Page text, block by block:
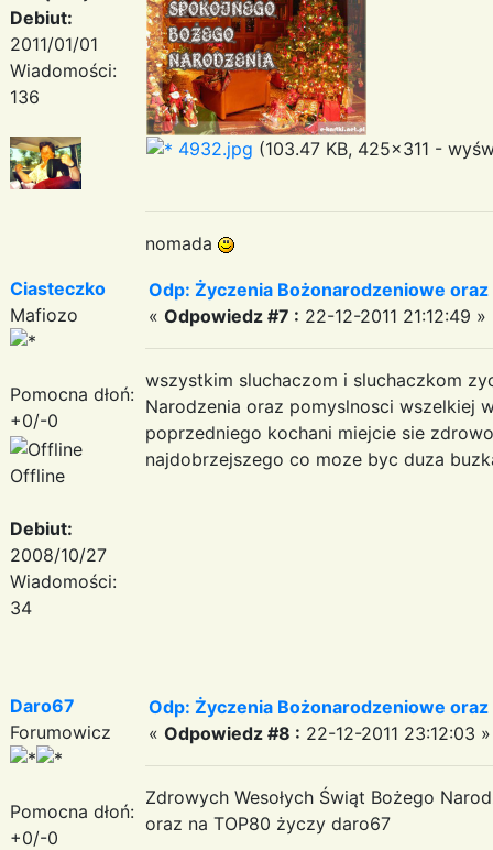
Debiut:
2011/01/01
Wiadomości:
136
4932.jpg (103.47 KB, 425x311 -
nomada
Ciasteczko
Mafiozo
Pomocna dłoń:
+0/-0
Offline
Debiut:
2008/10/27
Wiadomości:
34
Odp: Życzenia Bożonarodzeniowe
« Odpowiedz #7 : 22-12-2011 21:12:49 »
wszystkim sluchaczom i sluchaczkom
Narodzenia oraz pomyslnosci wszelkiej
poprzedniego kochani miejcie sie
najdobrzejszego co moze byc duza
Daro67
Forumowicz
Pomocna dłoń:
+0/-0
Odp: Życzenia Bożonarodzeniowe
« Odpowiedz #8 : 22-12-2011 23:12:03 »
Zdrowych Wesołych Świąt Bożego
oraz na TOP80 życzy daro67